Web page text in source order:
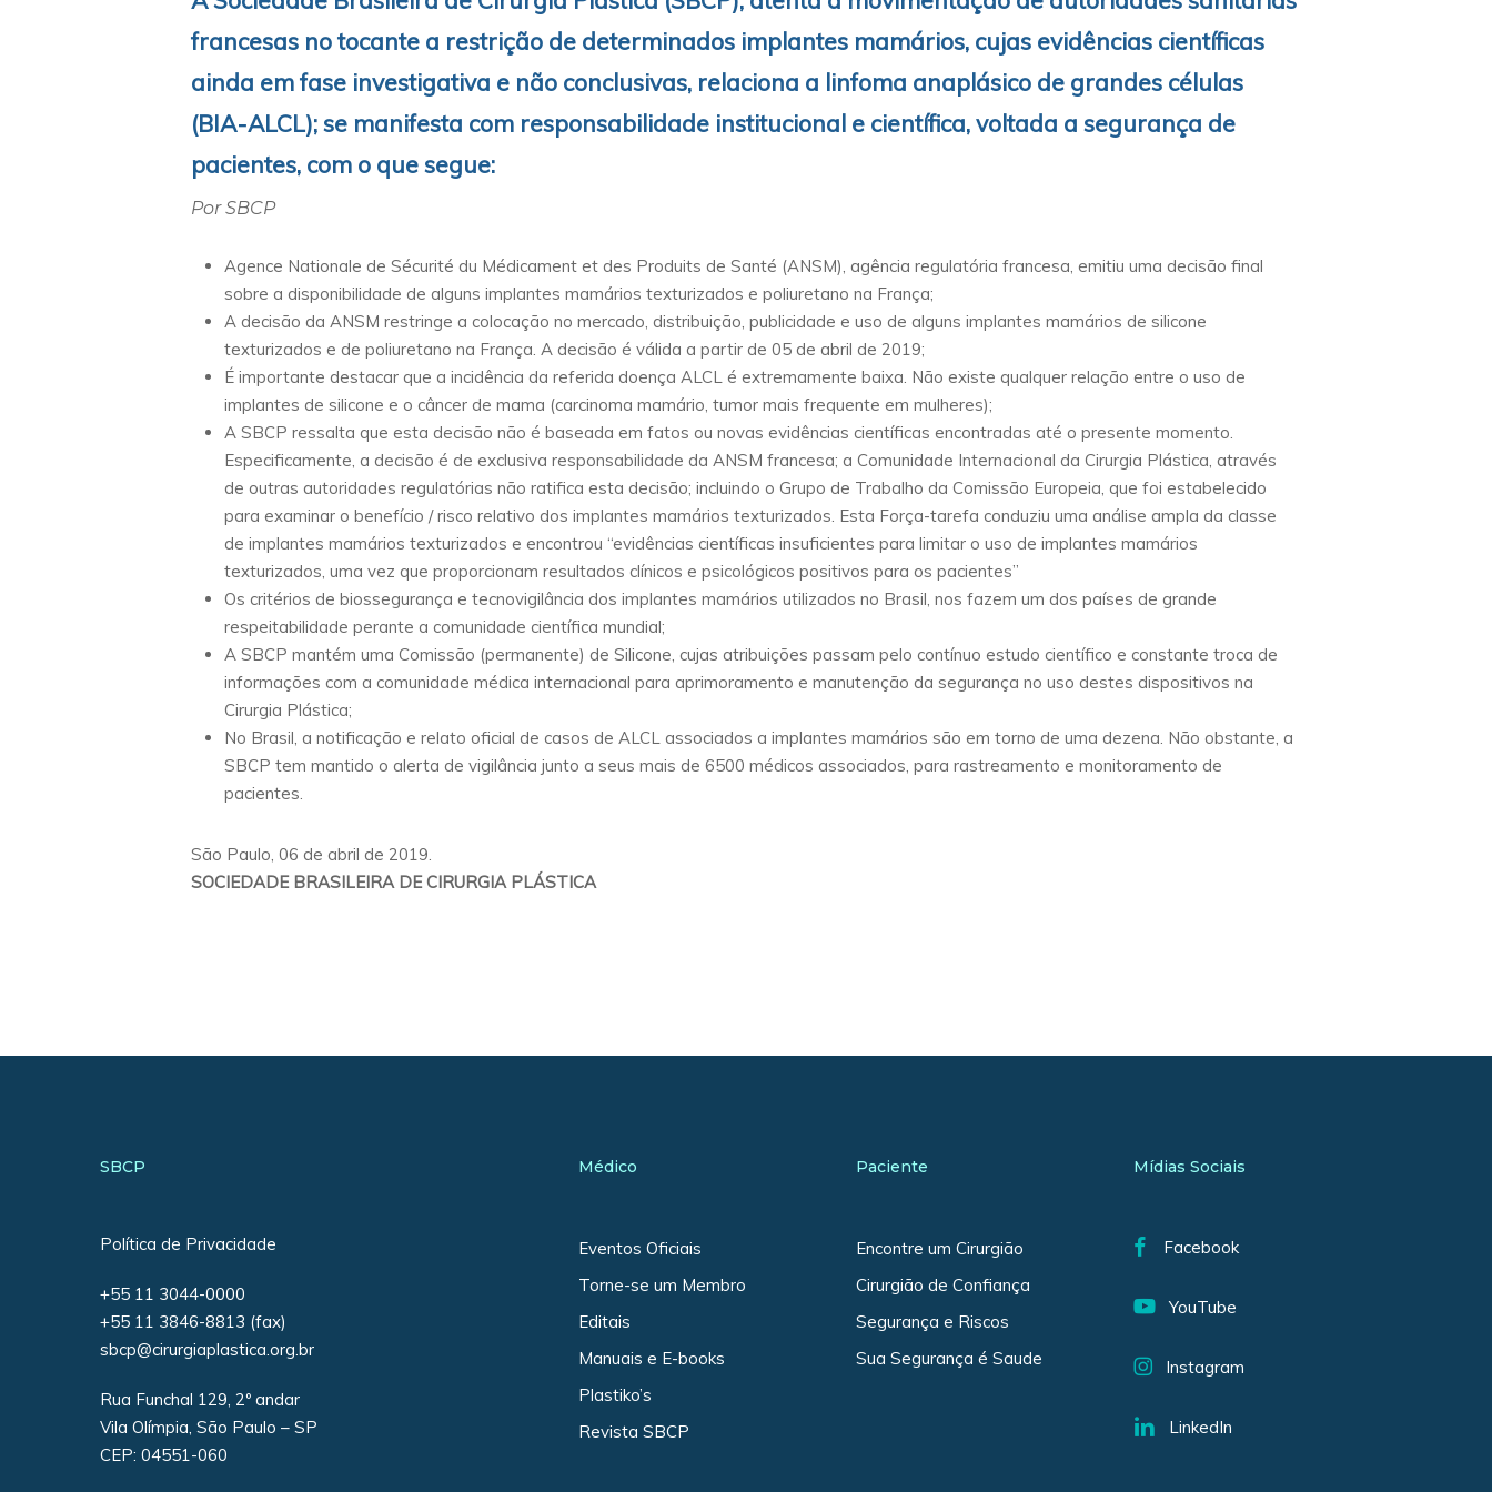
francesas no tocante a restrição de determinados implantes mamários, cujas evidências científicas
ainda em fase investigativa e não conclusivas, relaciona a linfoma anaplásico de grandes células
(BIA-ALCL); se manifesta com responsabilidade institucional e científica, voltada a segurança de
pacientes, com o que segue:
Por SBCP
Agence Nationale de Sécurité du Médicament et des Produits de Santé (ANSM), agência regulatória francesa, emitiu uma decisão final
sobre a disponibilidade de alguns implantes mamários texturizados e poliuretano na França;
A decisão da ANSM restringe a colocação no mercado, distribuição, publicidade e uso de alguns implantes mamários de silicone
texturizados e de poliuretano na França. A decisão é válida a partir de 05 de abril de 2019;
É importante destacar que a incidência da referida doença ALCL é extremamente baixa. Não existe qualquer relação entre o uso de
implantes de silicone e o câncer de mama (carcinoma mamário, tumor mais frequente em mulheres);
A SBCP ressalta que esta decisão não é baseada em fatos ou novas evidências científicas encontradas até o presente momento.
Especificamente, a decisão é de exclusiva responsabilidade da ANSM francesa; a Comunidade Internacional da Cirurgia Plástica, através
de outras autoridades regulatórias não ratifica esta decisão; incluindo o Grupo de Trabalho da Comissão Europeia, que foi estabelecido
para examinar o benefício / risco relativo dos implantes mamários texturizados. Esta Força-tarefa conduziu uma análise ampla da classe
de implantes mamários texturizados e encontrou “evidências científicas insuficientes para limitar o uso de implantes mamários
texturizados, uma vez que proporcionam resultados clínicos e psicológicos positivos para os pacientes”
Os critérios de biossegurança e tecnovigilância dos implantes mamários utilizados no Brasil, nos fazem um dos países de grande
respeitabilidade perante a comunidade científica mundial;
A SBCP mantém uma Comissão (permanente) de Silicone, cujas atribuições passam pelo contínuo estudo científico e constante troca de
informações com a comunidade médica internacional para aprimoramento e manutenção da segurança no uso destes dispositivos na
Cirurgia Plástica;
No Brasil, a notificação e relato oficial de casos de ALCL associados a implantes mamários são em torno de uma dezena. Não obstante, a
SBCP tem mantido o alerta de vigilância junto a seus mais de 6500 médicos associados, para rastreamento e monitoramento de
pacientes.
São Paulo, 06 de abril de 2019.
SOCIEDADE BRASILEIRA DE CIRURGIA PLÁSTICA
SBCP
Política de Privacidade
+55 11 3044-0000
+55 11 3846-8813 (fax)
sbcp@cirurgiaplastica.org.br
Rua Funchal 129, 2º andar
Vila Olímpia, São Paulo – SP
CEP: 04551-060
Médico
Eventos Oficiais
Torne-se um Membro
Editais
Manuais e E-books
Plastiko’s
Revista SBCP
Paciente
Encontre um Cirurgião
Cirurgião de Confiança
Segurança e Riscos
Sua Segurança é Saude
Mídias Sociais
Facebook
YouTube
Instagram
LinkedIn